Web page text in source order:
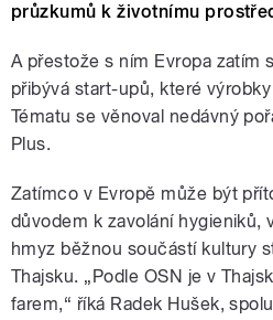
průzkumů k životnímu
A přestože s ním Evropa zatím
přibývá start-upů, které
Tématu se věnoval nedávný
Plus.
Zatímco v Evropě může být
důvodem k zavolání hygieniků,
hmyz běžnou součástí kultury
Thajsku. „Podle OSN je v
farem,“ říká Radek Hušek,